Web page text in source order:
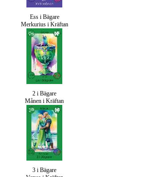
Ess i Bägare
Merkurius i Kräftan
2 i Bägare
Månen i Kräftan
3 i Bägare